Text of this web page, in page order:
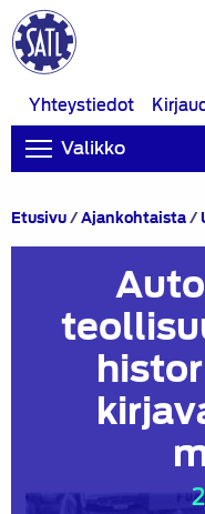
Yhteystiedot
Valikko
Etusivu/Ajankohtaista/